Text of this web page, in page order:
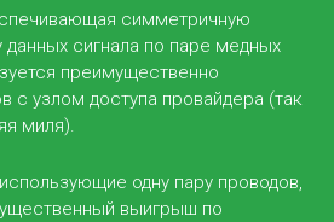
симметричную
данных сигнала по паре медных
преимущественно
с узлом доступа провайдера (так
миля).
одну пару проводов,
выигрыш по
информационного обмена и
Дата-центры Transtelecom
надежности Tier 3